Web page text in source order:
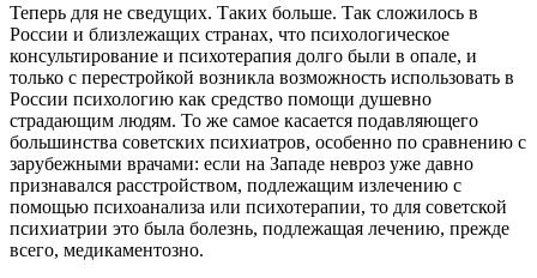
Теперь для не сведущих. Таких больше. Так сложилось в
России и близлежащих странах, что психологическое
консультирование и психотерапия долго были в опале, и
только с перестройкой возникла возможность использовать в
России психологию как средство помощи душевно
страдающим людям. То же самое касается подавляющего
большинства советских психиатров, особенно по сравнению с
зарубежными врачами: если на Западе невроз уже давно
признавался расстройством, подлежащим излечению с
помощью психоанализа или психотерапии, то для советской
психиатрии это была болезнь, подлежащая лечению, прежде
всего, медикаментозно.